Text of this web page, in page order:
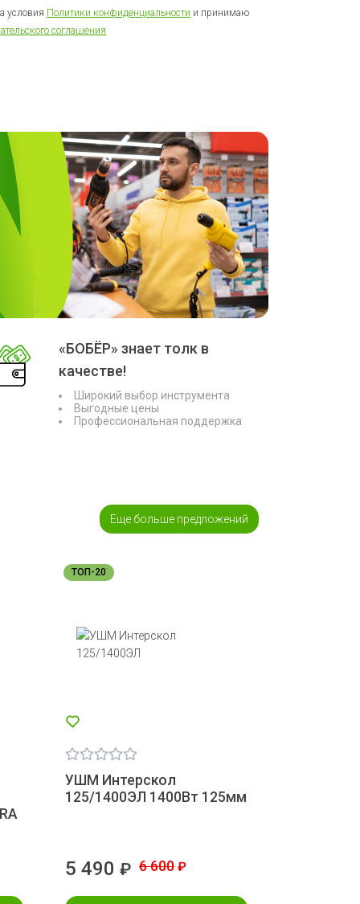
условия Политики конфиденциальности и принимаю
соглашения
«БОБЁР» знает толк в
качестве!
Широкий выбор инструмента
Выгодные цены
Профессиональная поддержка
Еще больше предложений
ТОП-20
УШМ Интерскол
125/1400ЭЛ 1400Вт 125мм
5 490 ₽ 6 600 ₽